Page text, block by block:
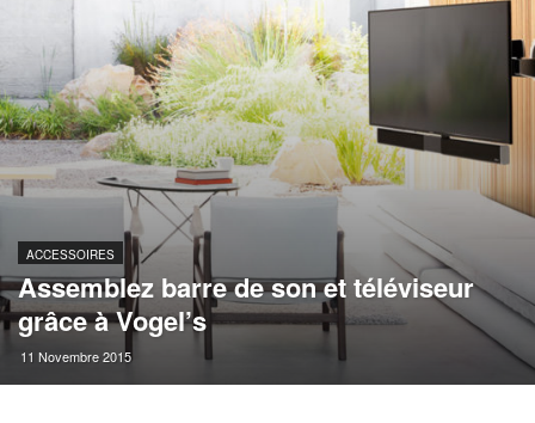
ACCESSOIRES
Assemblez barre de son et téléviseur
grâce à Vogel’s
11 Novembre 2015